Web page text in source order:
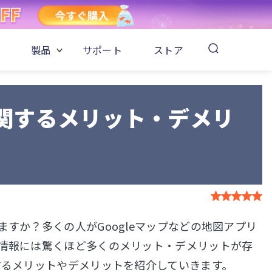
製品 サポート ストア
るメリット・デメリ
か？多くの人がGoogleマップなどの地図アプリ
には驚くほど多くのメリット・デメリットが存
リットやデメリットを紹介していきます。